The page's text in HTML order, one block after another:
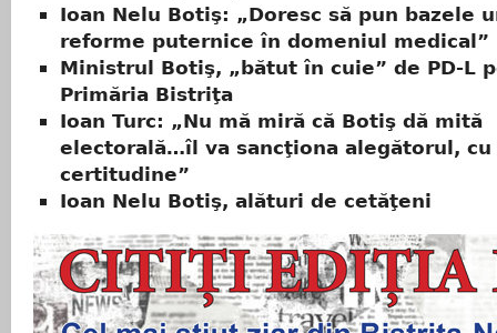
Ioan Nelu Botiş: „Doresc să pun bazele
reforme puternice în domeniul medical”
Ministrul Botiş, „bătut în cuie” de PD-L
Primăria Bistriţa
Ioan Turc: „Nu mă miră că Botiş dă mită
electorală…îl va sancţiona alegătorul, cu
certitudine”
Ioan Nelu Botiş, alături de cetăţeni